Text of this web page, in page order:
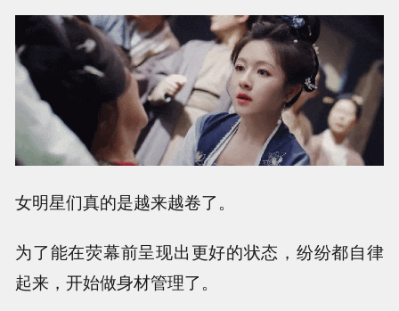
女明星们真的是越来越卷了。
为了能在荧幕前呈现出更好的状态，纷纷都自律
起来，开始做身材管理了。